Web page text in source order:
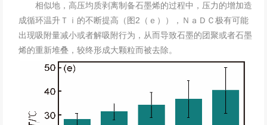
相似地，高压均质剥离制备石墨烯的过程中，压力的增加造
成循环温升Ｔｉ的不断提高（图2（ｅ）），ＮａＤＣ极有可能
出现吸附量减小或者解吸附行为，从而导致石墨的团聚或者石墨
烯的重新堆叠，较终形成大颗粒而被去除。